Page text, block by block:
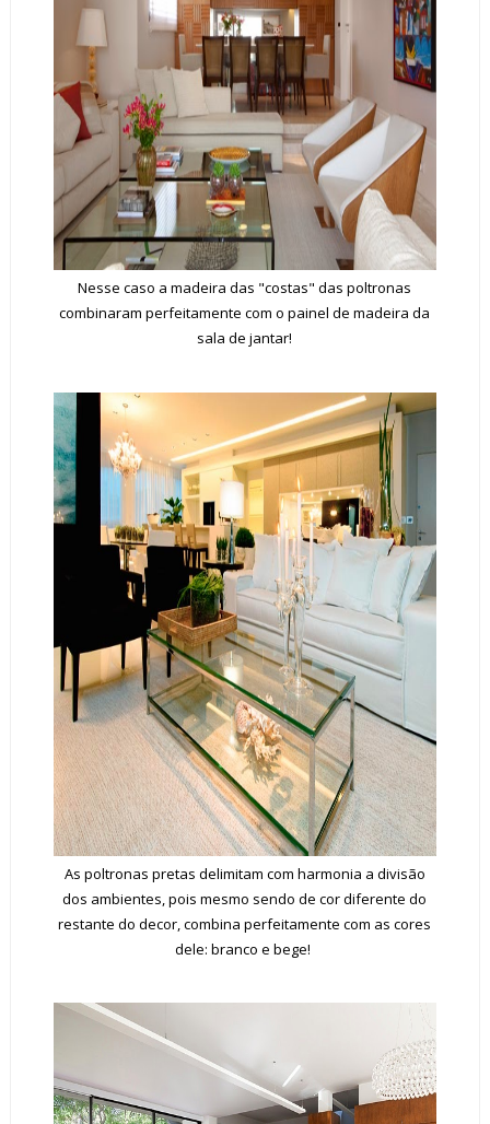
Nesse caso a madeira das "costas" das poltronas
combinaram perfeitamente com o painel de madeira da
sala de jantar!
As poltronas pretas delimitam com harmonia a divisão
dos ambientes, pois mesmo sendo de cor diferente do
restante do decor, combina perfeitamente com as cores
dele: branco e bege!